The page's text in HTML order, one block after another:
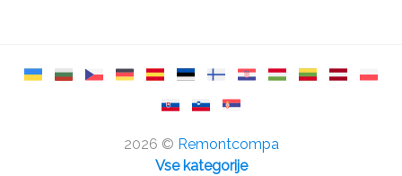
2026 © Remontcompa
Vse kategorije